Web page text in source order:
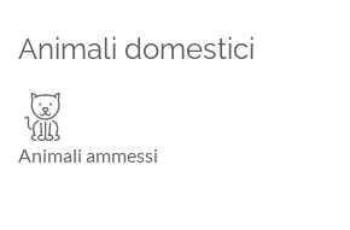
Animali domestici
Animali ammessi